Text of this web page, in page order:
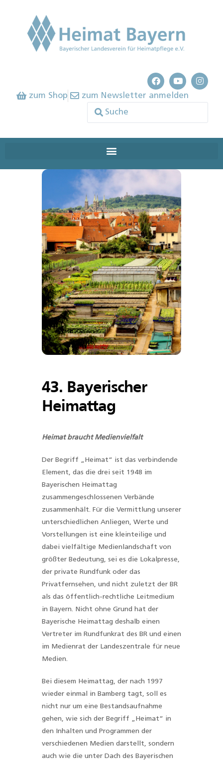
zum Shop zum Newsletter anmelden
43. Bayerischer
Heimattag
Heimat braucht Medienvielfalt
Der Begriff „Heimat“ ist das verbindende
Element, das die drei seit 1948 im
Bayerischen Heimattag
zusammengeschlossenen Verbände
zusammenhält. Für die Vermittlung unserer
unterschiedlichen Anliegen, Werte und
Vorstellungen ist eine kleinteilige und
dabei vielfältige Medienlandschaft von
größter Bedeutung, sei es die Lokalpresse,
der private Rundfunk oder das
Privatfernsehen, und nicht zuletzt der BR
als das öffentlich-rechtliche Leitmedium
in Bayern. Nicht ohne Grund hat der
Bayerische Heimattag deshalb einen
Vertreter im Rundfunkrat des BR und einen
im Medienrat der Landeszentrale für neue
Medien.
Bei diesem Heimattag, der nach 1997
wieder einmal in Bamberg tagt, soll es
nicht nur um eine Bestandsaufnahme
gehen, wie sich der Begriff „Heimat“ in
den Inhalten und Programmen der
verschiedenen Medien darstellt, sondern
auch wie die unter Dach des Bayerischen